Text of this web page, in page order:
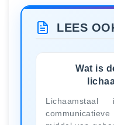
LEES
Wat is